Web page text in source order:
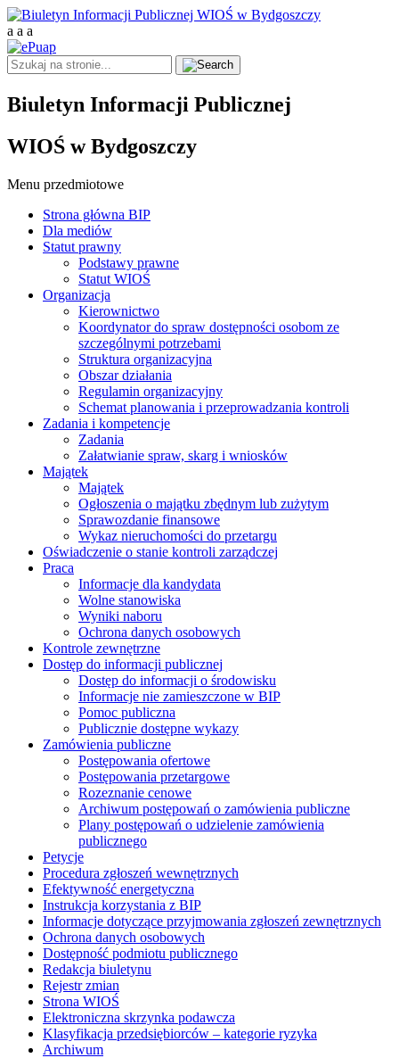
a a a
Biuletyn Informacji Publicznej
WIOŚ w Bydgoszczy
Menu przedmiotowe
Strona główna BIP
Dla mediów
Statut prawny
Podstawy prawne
Statut WIOŚ
Organizacja
Kierownictwo
Koordynator do spraw dostępności osobom ze
szczególnymi potrzebami
Struktura organizacyjna
Obszar działania
Regulamin organizacyjny
Schemat planowania i przeprowadzania kontroli
Zadania i kompetencje
Zadania
Załatwianie spraw, skarg i wniosków
Majątek
Majątek
Ogłoszenia o majątku zbędnym lub zużytym
Sprawozdanie finansowe
Wykaz nieruchomości do przetargu
Oświadczenie o stanie kontroli zarządczej
Praca
Informacje dla kandydata
Wolne stanowiska
Wyniki naboru
Ochrona danych osobowych
Kontrole zewnętrzne
Dostęp do informacji publicznej
Dostęp do informacji o środowisku
Informacje nie zamieszczone w BIP
Pomoc publiczna
Publicznie dostępne wykazy
Zamówienia publiczne
Postępowania ofertowe
Postępowania przetargowe
Rozeznanie cenowe
Archiwum postępowań o zamówienia publiczne
Plany postępowań o udzielenie zamówienia
publicznego
Petycje
Procedura zgłoszeń wewnętrznych
Efektywność energetyczna
Instrukcja korzystania z BIP
Informacje dotyczące przyjmowania zgłoszeń zewnętrznych
Ochrona danych osobowych
Dostępność podmiotu publicznego
Redakcja biuletynu
Rejestr zmian
Strona WIOŚ
Elektroniczna skrzynka podawcza
Klasyfikacja przedsiębiorców – kategorie ryzyka
Archiwum